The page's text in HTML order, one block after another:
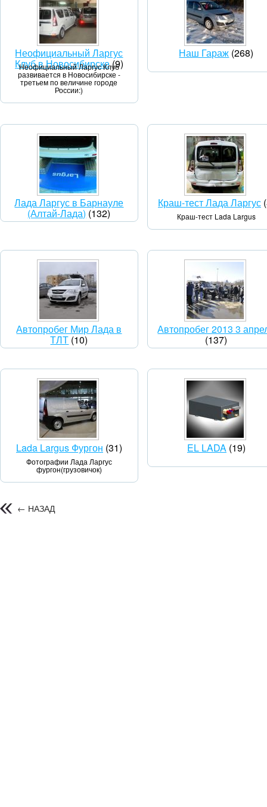
Неофициальный Ларгус
Клуб в Новосибирске(9)
Неофициальный Ларгус Клуб
развивается в Новосибирске -
третьем по величине городе
России:)
Наш Гараж (268)
Лада Ларгус в Барнауле
(Алтай-Лада) (132)
Краш-тест Лада Ларгус
Краш-тест Lada Largus
Автопробег Мир Лада в
ТЛТ (10)
Автопробег 2013 3
(137)
Lada Largus Фургон (31)
Фотографии Лада Ларгус
фургон(грузовичок)
EL LADA (19)
← НАЗАД